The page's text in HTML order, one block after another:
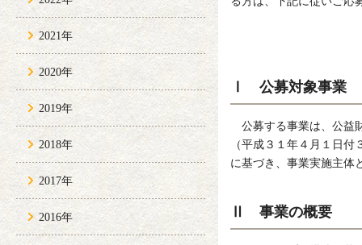
2021年
2020年
2019年
2018年
2017年
2016年
Ⅰ 公募対象事業
公募する事業は、公益
（平成３１年４月１日
に基づき、事業実施主体
Ⅱ 事業の概要